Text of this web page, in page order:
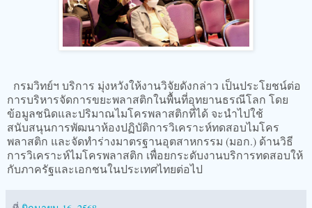
กรมวิทย์ฯ บริการ มุ่งหวังให้งานวิจัยดังกล่าว เป็นประโยชน์ต่อ
การบริหารจัดการขยะพลาสติกในพื้นที่อุทยานธรณีโลก โดย
ข้อมูลชนิดและปริมาณไมโครพลาสติกที่ได้ จะนำไปใช้
สนับสนุนการพัฒนาห้องปฏิบัติการวิเคราะห์ทดสอบไมโคร
พลาสติก และจัดทำร่างมาตรฐานอุตสาหกรรม (มอก.) ด้านวิธี
การวิเคราะห์ไมโครพลาสติก เพื่อยกระดับงานบริการทดสอบให้
กับภาครัฐและเอกชนในประเทศไทยต่อไป